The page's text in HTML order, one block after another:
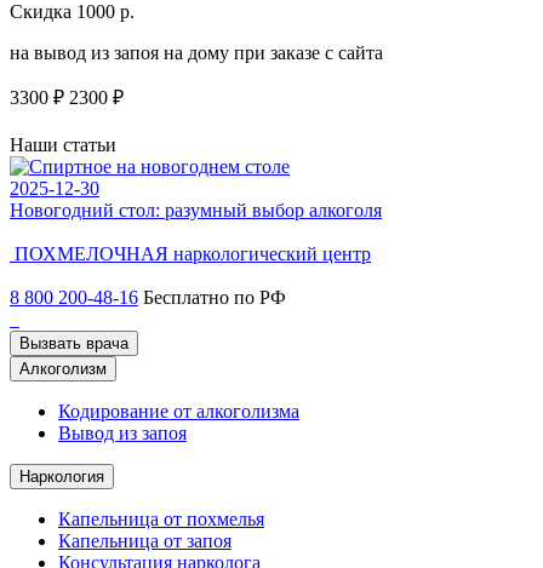
Скидка 1000 р.
на вывод из запоя на дому при заказе с сайта
3300 ₽ 2300 ₽
Наши статьи
2025-12-30
Новогодний стол: разумный выбор алкоголя
ПОХМЕЛОЧНАЯ наркологический центр
8 800 200-48-16 Бесплатно по РФ
Вызвать врача
Алкоголизм
Кодирование от алкоголизма
Вывод из запоя
Наркология
Капельница от похмелья
Капельница от запоя
Консультация нарколога